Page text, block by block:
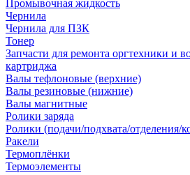
Промывочная жидкость
Чернила
Чернила для ПЗК
Тонер
Запчасти для ремонта оргтехники и
картриджа
Валы тефлоновые (верхние)
Валы резиновые (нижние)
Валы магнитные
Ролики заряда
Ролики (подачи/подхвата/отделения/
Ракели
Термоплёнки
Термоэлементы